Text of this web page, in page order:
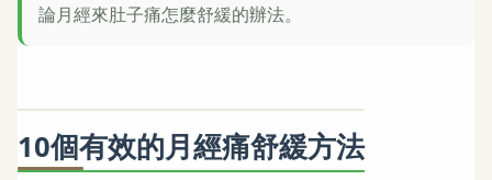
論月經來肚子痛怎麼舒緩的辦法。
10個有效的月經痛舒緩方法